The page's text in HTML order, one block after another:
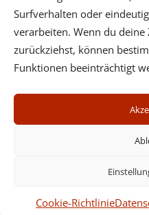
Surfverhalten oder
verarbeiten. Wenn du
zurückziehst, können
Funktionen beeinträchtigt
Cookie-Richtlinie
Psychotherapeutische
Mobil: (+43) 664
Fünkhgasse 11/3, 3021